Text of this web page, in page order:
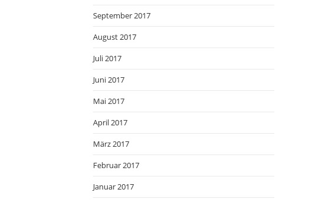
September 2017
August 2017
Juli 2017
Juni 2017
Mai 2017
April 2017
März 2017
Februar 2017
Januar 2017